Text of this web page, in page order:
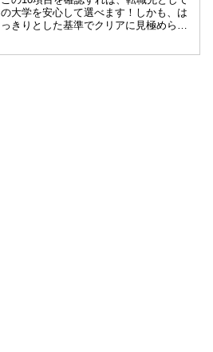
の大学を安心して選べます！しかも、は
っきりとした基準でクリアに見極められ